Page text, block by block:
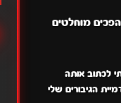
מוחלטים
לכתוב אותה
הגיבורים שלי